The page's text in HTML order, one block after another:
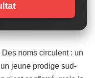
noms circulent : un
jeune prodige sud-